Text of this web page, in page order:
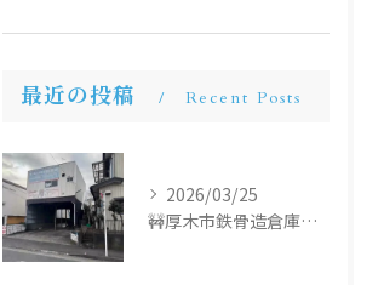
最近の投稿 Recent Posts
2026/03/25
🚧厚木市鉄骨造倉庫解体工事🚧